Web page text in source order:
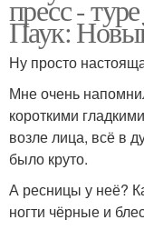
пресс -
Паук:
Ну просто
Мне очень
короткими
возле лица, всё в
было круто.
А ресницы у неё?
ногти чёрные и